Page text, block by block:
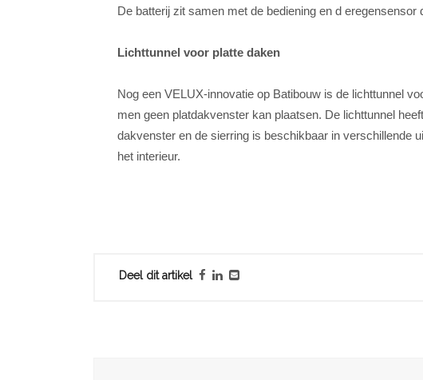
De batterij zit samen met de bediening en d
Lichttunnel voor platte daken
Nog een VELUX-innovatie op Batibouw is de lichttunnel
men geen platdakvenster kan plaatsen. De lichttunnel
dakvenster en de sierring is beschikbaar in verschillende
het interieur.
Deel dit artikel